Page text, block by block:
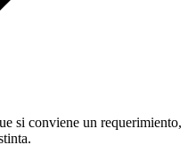
si conviene un requerimiento,